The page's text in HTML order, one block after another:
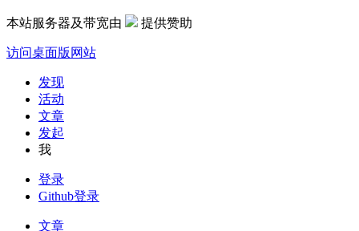
本站服务器及带宽由 提供赞助
访问桌面版网站
发现
活动
文章
发起
我
登录
Github登录
文章